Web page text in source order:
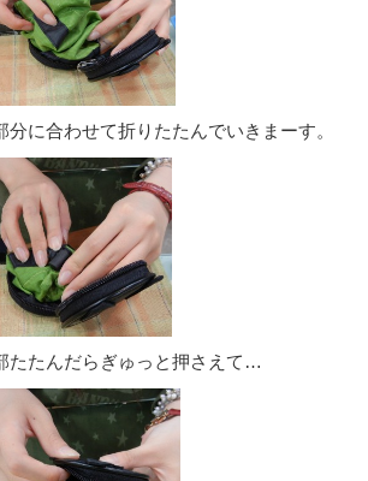
分に合わせて折りたたんでいきまーす。
たたんだらぎゅっと押さえて…